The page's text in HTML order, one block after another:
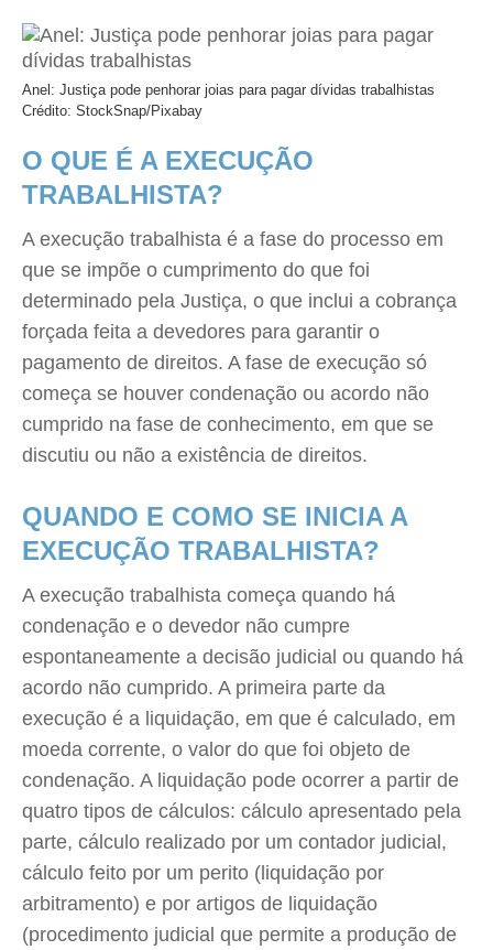
Anel: Justiça pode penhorar joias para pagar dívidas trabalhistas
Crédito: StockSnap/Pixabay
O QUE É A EXECUÇÃO
TRABALHISTA?
A execução trabalhista é a fase do processo em
que se impõe o cumprimento do que foi
determinado pela Justiça, o que inclui a cobrança
forçada feita a devedores para garantir o
pagamento de direitos. A fase de execução só
começa se houver condenação ou acordo não
cumprido na fase de conhecimento, em que se
discutiu ou não a existência de direitos.
QUANDO E COMO SE INICIA A
EXECUÇÃO TRABALHISTA?
A execução trabalhista começa quando há
condenação e o devedor não cumpre
espontaneamente a decisão judicial ou quando há
acordo não cumprido. A primeira parte da
execução é a liquidação, em que é calculado, em
moeda corrente, o valor do que foi objeto de
condenação. A liquidação pode ocorrer a partir de
quatro tipos de cálculos: cálculo apresentado pela
parte, cálculo realizado por um contador judicial,
cálculo feito por um perito (liquidação por
arbitramento) e por artigos de liquidação
(procedimento judicial que permite a produção de